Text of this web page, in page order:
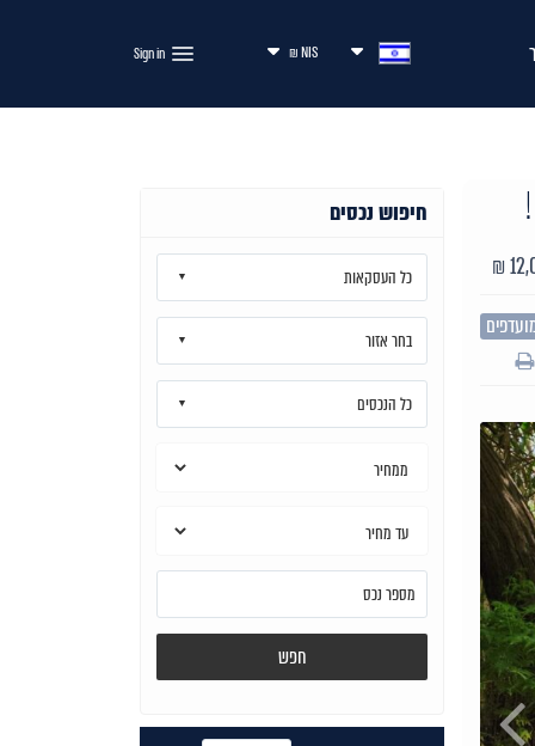
חיפוש נכסים
כל העסקאות
בחר אזור
כל הנכסים
חפש
NIS ₪